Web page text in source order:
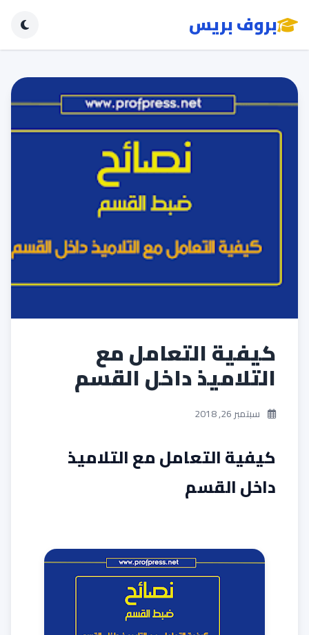
بروف بريس
كيفية التعامل مع
التلاميذ داخل القسم
سبتمبر 26, 2018
كيفية التعامل مع التلاميذ
داخل القسم